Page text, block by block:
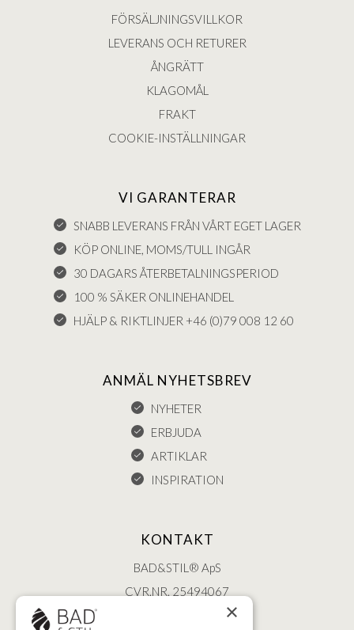
FÖRSÄLJNINGSVILLKOR
LEVERANS OCH RETURER
ÅNGRÄTT
KLAGOMÅL
FRAKT
COOKIE-INSTÄLLNINGAR
VI GARANTERAR
SNABB LEVERANS FRÅN VÅRT EGET LAGER
KÖP ONLINE, MOMS/TULL INGÅR
30 DAGARS ÅTERBETALNINGSPERIOD
100 % SÄKER ONLINEHANDEL
HJÄLP & RIKTLINJER +46 (0)79 008 12 60
ANMÄL NYHETSBREV
NYHETER
ERBJUDA
ARTIKLAR
INSPIRATION
KONTAKT
BAD&STIL® ApS
CVR.NR. 25494067
ØSTERBROGADE 202
×